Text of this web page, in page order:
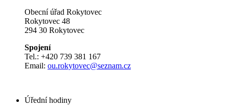
Obecní úřad Rokytovec
Rokytovec 48
294 30 Rokytovec
Spojení
Tel.: +420 739 381 167
Email: ou.rokytovec@seznam.cz
Úřední hodiny